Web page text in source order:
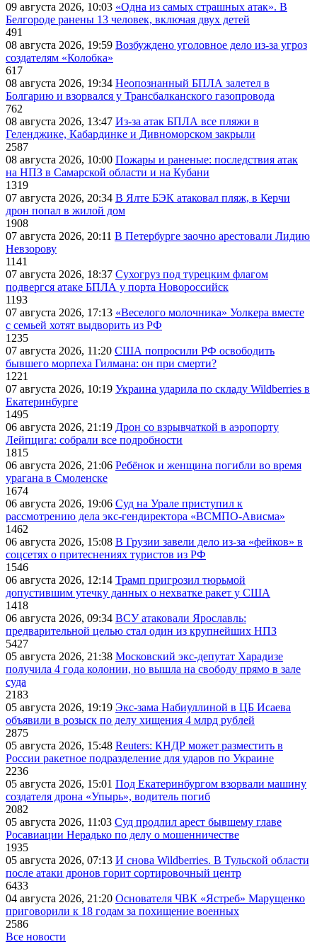
09 августа 2026, 10:03 «Одна из самых страшных атак». В
Белгороде ранены 13 человек, включая двух детей
491
08 августа 2026, 19:59 Возбуждено уголовное дело из-за угроз
создателям «Колобка»
617
08 августа 2026, 19:34 Неопознанный БПЛА залетел в
Болгарию и взорвался у Трансбалканского газопровода
762
08 августа 2026, 13:47 Из-за атак БПЛА все пляжи в
Геленджике, Кабардинке и Дивноморском закрыли
2587
08 августа 2026, 10:00 Пожары и раненые: последствия атак
на НПЗ в Самарской области и на Кубани
1319
07 августа 2026, 20:34 В Ялте БЭК атаковал пляж, в Керчи
дрон попал в жилой дом
1908
07 августа 2026, 20:11 В Петербурге заочно арестовали Лидию
Невзорову
1141
07 августа 2026, 18:37 Сухогруз под турецким флагом
подвергся атаке БПЛА у порта Новороссийск
1193
07 августа 2026, 17:13 «Веселого молочника» Уолкера вместе
с семьей хотят выдворить из РФ
1235
07 августа 2026, 11:20 США попросили РФ освободить
бывшего морпеха Гилмана: он при смерти?
1221
07 августа 2026, 10:19 Украина ударила по складу Wildberries в
Екатеринбурге
1495
06 августа 2026, 21:19 Дрон со взрывчаткой в аэропорту
Лейпцига: собрали все подробности
1815
06 августа 2026, 21:06 Ребёнок и женщина погибли во время
урагана в Смоленске
1674
06 августа 2026, 19:06 Суд на Урале приступил к
рассмотрению дела экс-гендиректора «ВСМПО-Ависма»
1462
06 августа 2026, 15:08 В Грузии завели дело из-за «фейков» в
соцсетях о притеснениях туристов из РФ
1546
06 августа 2026, 12:14 Трамп пригрозил тюрьмой
допустившим утечку данных о нехватке ракет у США
1418
06 августа 2026, 09:34 ВСУ атаковали Ярославль:
предварительной целью стал один из крупнейших НПЗ
5427
05 августа 2026, 21:38 Московский экс-депутат Харадизе
получила 4 года колонии, но вышла на свободу прямо в зале
суда
2183
05 августа 2026, 19:19 Экс-зама Набиуллиной в ЦБ Исаева
объявили в розыск по делу хищения 4 млрд рублей
2875
05 августа 2026, 15:48 Reuters: КНДР может разместить в
России ракетное подразделение для ударов по Украине
2236
05 августа 2026, 15:01 Под Екатеринбургом взорвали машину
создателя дрона «Упырь», водитель погиб
2082
05 августа 2026, 11:03 Суд продлил арест бывшему главе
Росавиации Нерадько по делу о мошенничестве
1935
05 августа 2026, 07:13 И снова Wildberries. В Тульской области
после атаки дронов горит сортировочный центр
6433
04 августа 2026, 21:20 Основателя ЧВК «Ястреб» Марущенко
приговорили к 18 годам за похищение военных
2586
Все новости